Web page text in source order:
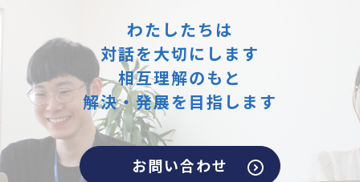
わたしたちは
対話を大切にします
相互理解のもと
解決・発展を目指します
お問い合わせ